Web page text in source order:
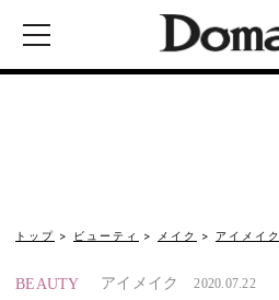
トップ ビューティ メイク アイメイク
BEAUTY アイメイク 2020.07.22